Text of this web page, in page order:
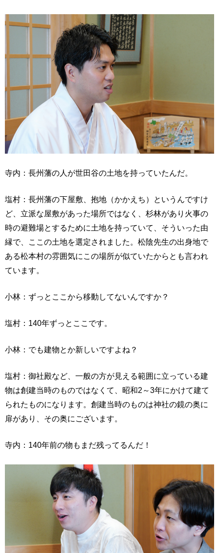
寺内：長州藩の人が世田谷の土地を持っていたんだ。
塩村：長州藩の下屋敷、抱地（かかえち）というんですけ
ど、立派な屋敷があった場所ではなく、杉林があり火事の
時の避難場とするために土地を持っていて、そういった由
縁で、ここの土地を選定されました。松陰先生の出身地で
ある松本村の雰囲気にこの場所が似ていたからとも言われ
ています。
小林：ずっとここから移動してないんですか？
塩村：140年ずっとここです。
小林：でも建物とか新しいですよね？
塩村：御社殿など、一般の方が見える範囲に立っている建
物は創建当時のものではなくて、昭和2～3年にかけて建て
られたものになります。創建当時のものは神社の鏡の奥に
扉があり、その奥にございます。
寺内：140年前の物もまだ残ってるんだ！